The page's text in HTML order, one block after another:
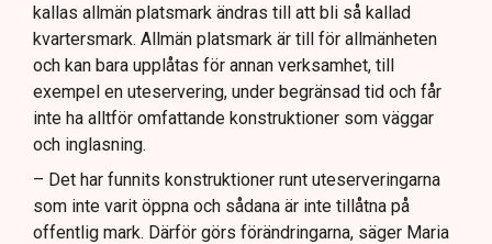
kallas allmän platsmark ändras till att bli så kallad
kvartersmark. Allmän platsmark är till för allmänheten
och kan bara upplåtas för annan verksamhet, till
exempel en uteservering, under begränsad tid och får
inte ha alltför omfattande konstruktioner som väggar
och inglasning.
– Det har funnits konstruktioner runt uteserveringarna
som inte varit öppna och sådana är inte tillåtna på
offentlig mark. Därför görs förändringarna, säger Maria